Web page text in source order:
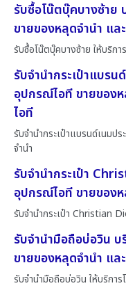
รับซื้อโน๊ตบุ๊คบางซ้าย
ขายของหลุดจำนำ แ
รับซื้อโน๊ตบุ๊คบางซ้าย ให้บริก
รับจำนำกระเป๋าแบรน
อุปกรณ์ไอที ขายของ
ไอที
รับจำนำกระเป๋าแบรนด์เนมป
จำนำ
รับจำนำกระเป๋า
อุปกรณ์ไอที ขายของ
รับจำนำกระเป๋า Christian
รับจำนำมือถือบ่อวิน
ขายของหลุดจำนำ แ
รับจำนำมือถือบ่อวิน ให้บริกา